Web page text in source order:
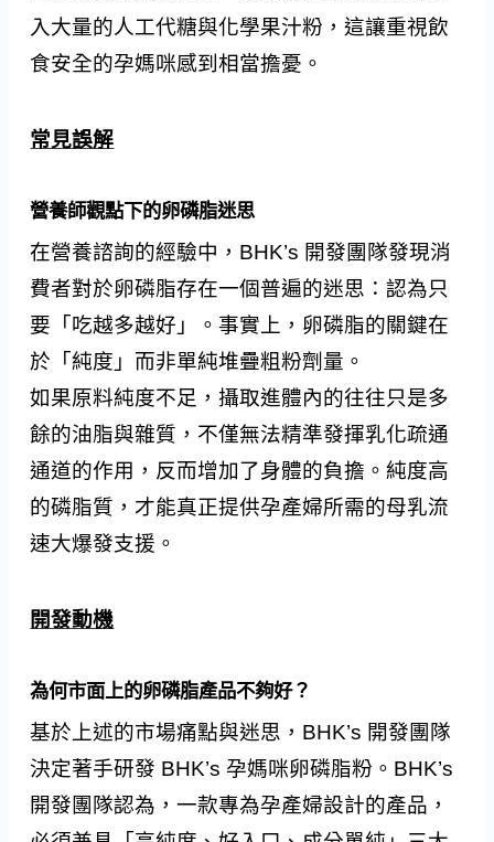
入大量的人工代糖與化學果汁粉，這讓重視飲
食安全的孕媽咪感到相當擔憂。
常見誤解
營養師觀點下的卵磷脂迷思
在營養諮詢的經驗中，BHK’s 開發團隊發現消
費者對於卵磷脂存在一個普遍的迷思：認為只
要「吃越多越好」。事實上，卵磷脂的關鍵在
於「純度」而非單純堆疊粗粉劑量。
如果原料純度不足，攝取進體內的往往只是多
餘的油脂與雜質，不僅無法精準發揮乳化疏通
通道的作用，反而增加了身體的負擔。純度高
的磷脂質，才能真正提供孕產婦所需的母乳流
速大爆發支援。
開發動機
為何市面上的卵磷脂產品不夠好？
基於上述的市場痛點與迷思，BHK’s 開發團隊
決定著手研發 BHK’s 孕媽咪卵磷脂粉。BHK’s
開發團隊認為，一款專為孕產婦設計的產品，